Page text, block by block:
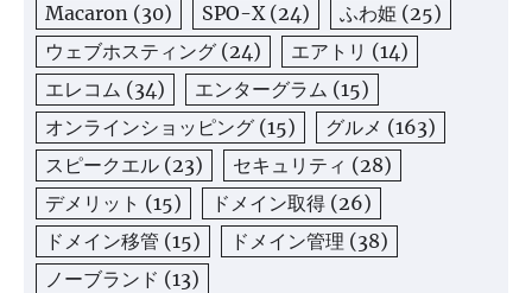
Macaron (30) SPO-X(24) ふわ姫 (25)
ウェブホスティング (24) エアトリ (14)
エレコム (34) エンターグラム (15)
オンラインショッピング (15) グルメ (163)
スピークエル (23) セキュリティ (28)
デメリット (15) ドメイン取得 (26)
ドメイン移管 (15) ドメイン管理 (38)
ノーブランド (13)